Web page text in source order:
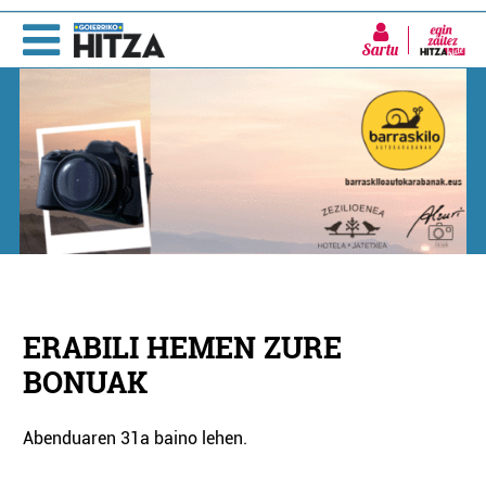
Sartu
ERABILI HEMEN ZURE
BONUAK
Abenduaren 31a baino lehen.